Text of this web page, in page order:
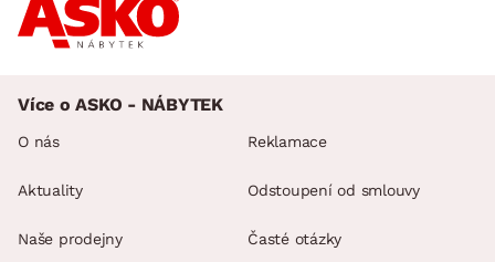
Více o ASKO - NÁBYTEK
O nás
Aktuality
Naše prodejny
Reklamace
Odstoupení od smlouvy
Časté otázky